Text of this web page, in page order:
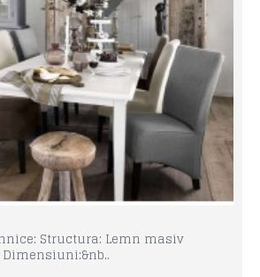
Structura: Lemn masiv